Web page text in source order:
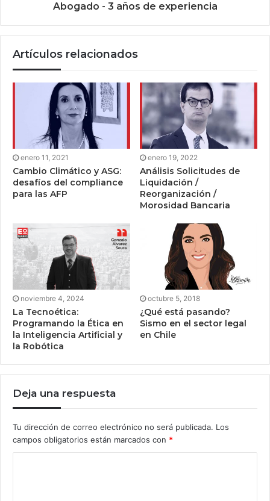
Abogado - 3 años de experiencia
Artículos relacionados
enero 11, 2021
Cambio Climático y ASG:
desafíos del compliance
para las AFP
enero 19, 2022
Análisis Solicitudes de
Liquidación /
Reorganización /
Morosidad Bancaria
noviembre 4, 2024
La Tecnoética:
Programando la Ética en
la Inteligencia Artificial y
la Robótica
octubre 5, 2018
¿Qué está pasando?
Sismo en el sector legal
en Chile
Deja una respuesta
Tu dirección de correo electrónico no será publicada. Los
campos obligatorios están marcados con *